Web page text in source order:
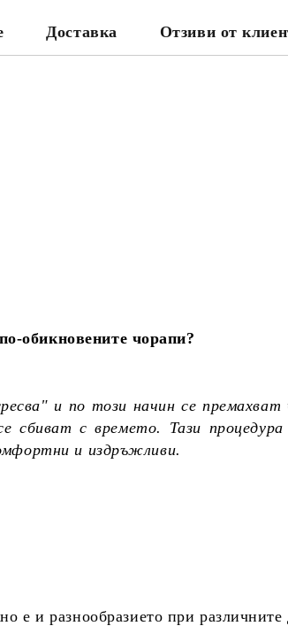
Доставка Отзиви от
обикновените чорапи?
и по този начин се премахват
с времето. Тази
и издръжливи.
е и разнообразието при